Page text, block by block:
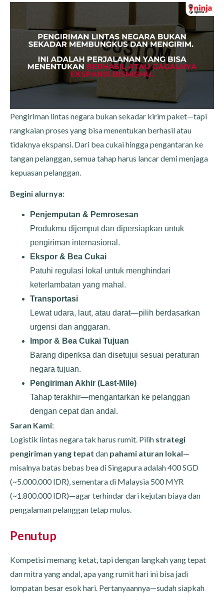
Pengiriman lintas negara bukan sekadar kirim paket—tapi
rangkaian proses yang bisa menentukan berhasil atau
tidaknya ekspansi. Dari bea cukai hingga pengantaran ke
tangan pelanggan, semua tahap harus lancar demi menjaga
kepuasan pelanggan.
Begini alurnya:
Penjemputan & Pemrosesan
Produkmu dijemput dan dipersiapkan untuk
pengiriman internasional.
Ekspor & Bea Cukai
Patuhi regulasi lokal untuk menghindari
keterlambatan yang mahal.
Transportasi
Lewat udara, laut, atau darat—pilih berdasarkan
urgensi dan anggaran.
Impor & Bea Cukai Tujuan
Barang diperiksa dan disetujui sesuai peraturan
negara tujuan.
Pengiriman Akhir (Last-Mile)
Tahap terakhir—mengantarkan ke pelanggan
dengan cepat dan andal.
Saran Kami:
Logistik lintas negara tak harus rumit. Pilih strategi
pengiriman yang tepat dan pahami aturan lokal—
misalnya batas bebas bea di Singapura adalah 400 SGD
(~5.000.000 IDR), sementara di Malaysia 500 MYR
(~1.800.000 IDR)—agar terhindar dari kejutan biaya dan
pengalaman pelanggan tetap mulus.
Penutup
Kompetisi memang ketat, tapi dengan langkah yang tepat
dan mitra yang andal, apa yang rumit hari ini bisa jadi
lompatan besar esok hari. Pertanyaannya—sudah siapkah